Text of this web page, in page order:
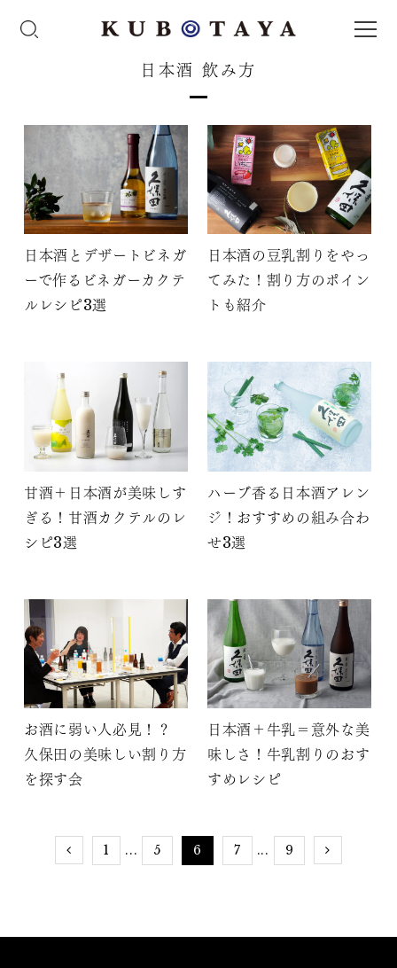
日本酒 飲み方
日本酒とデザートビネガ
ーで作るビネガーカクテ
ルレシピ3選
日本酒の豆乳割りをやっ
てみた！割り方のポイン
トも紹介
甘酒＋日本酒が美味しす
ぎる！甘酒カクテルのレ
シピ3選
ハーブ香る日本酒アレン
ジ！おすすめの組み合わ
せ3選
お酒に弱い人必見！？
久保田の美味しい割り方
を探す会
日本酒＋牛乳＝意外な美
味しさ！牛乳割りのおす
すめレシピ
1 ... 5 6 7 ... 9